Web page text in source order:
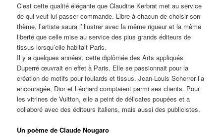
C’est cette qualité élégante que Claudine Kerbrat met au service
de qui veut lui passer commande. Libre à chacun de choisir son
thème, l’artiste saura l’illustrer avec la même rigueur et la même
liberté que celle mise au service des plus grands éditeurs de
tissus lorsqu’elle habitait Paris.
Il y a quelques années, cette diplômée des Arts appliqués
Duperré œuvrait en effet à Paris. Elle se passionnait pour la
création de motifs pour foulards et tissus. Jean-Louis Scherrer l’a
encouragée, Dior et Léonard comptaient parmi ses clients. Pour
les vitrines de Vuitton, elle a peint de délicates poupées et a
collaboré avec des éditeurs italiens, mais aussi des publicistes.
Un poème de Claude Nougaro